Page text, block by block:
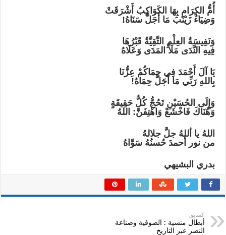
أُمُّ الكِرَامِ بِهَا الكَوَاكِبُ أَشْرَقَتْ
وَضِيَاءُ زَيْنَبَ مَا أَجَلَّ سَنَاهُ!
وَنَفِيسَةُ العِلْمِ التَّقِيَّةُ قَبْرُهَا
فِيهِ النَّدَى مَلَأَ المَدَى وَعَلَاهُ
يَا آلَ أَحْمَدَ فِي حِمَاكُمْ عِزُّنَا
بِاللهِ رَبِّي مَا أَجَلَّ حِمَاهُ!
وَإِلَى الحُسَيْنِ تَحُجُّ كُلُّ حَقِيقَةٍ
وَهُنَاكَ فَاخْشَعْ وَاهْتِفَنَّ: اللهُ
اللهُ يا أللهُ جلَّ جلالهُ
من نور أحمدَ حُسنُهُ سَوَّاهُ
بدري البشيهي
السابق
أبطال منسية : الصوفية وصناعة
النصر عبر التاريخ